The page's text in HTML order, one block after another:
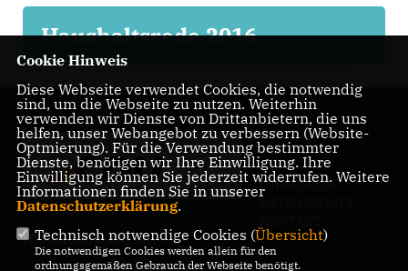
Haushaltsrede 2016
IMPRESSUM
MITGLIEDERBEREICH
Cookie Hinweis
Diese Webseite verwendet Cookies, die notwendig
sind, um die Webseite zu nutzen. Weiterhin
verwenden wir Dienste von Drittanbietern, die uns
helfen, unser Webangebot zu verbessern (Website-
Optmierung). Für die Verwendung bestimmter
Dienste, benötigen wir Ihre Einwilligung. Ihre
Einwilligung können Sie jederzeit widerrufen. Weitere
Informationen finden Sie in unserer
Datenschutzerklärung.
Technisch notwendige Cookies (Übersicht)
Die notwendigen Cookies werden allein für den
ordnungsgemäßen Gebrauch der Webseite benötigt.